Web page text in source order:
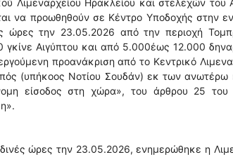
Λιμεναρχείου Ηρακλείου και στελεχών
να προωθηθούν σε Κέντρο Υποδοχής στην
ώρες την 23.05.2026 από την περιοχή
γκίνε Αιγύπτου και από 5.000έως 12.000
προανάκριση από το Κεντρικό
(υπήκοος Νοτίου Σουδάν) εκ των
είσοδος στη χώρα», του άρθρου 25
ώρες την 23.05.2026, ενημερώθηκε η